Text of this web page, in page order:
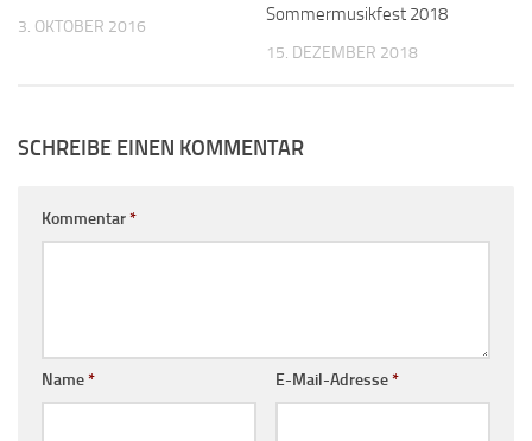
3. OKTOBER 2016
Sommermusikfest 2018
15. DEZEMBER 2018
SCHREIBE EINEN KOMMENTAR
Kommentar*
Name* E-Mail-Adresse*